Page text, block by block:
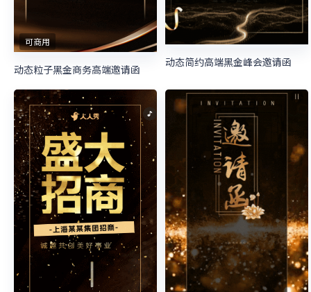
可商用
动态粒子黑金商务高端邀请函
动态简约高端黑金峰会邀请函